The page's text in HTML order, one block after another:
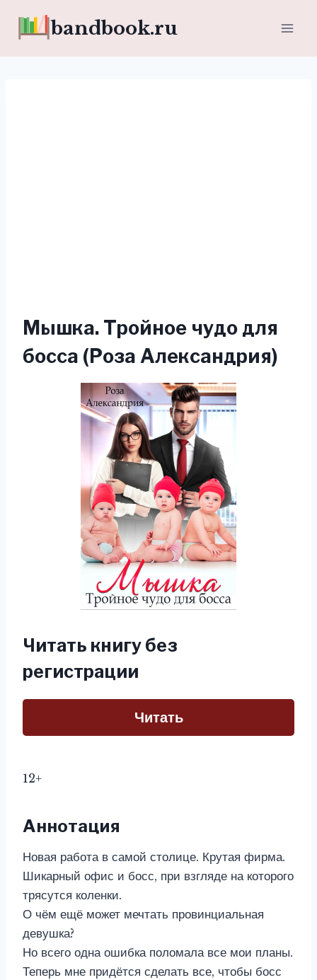
bandbook.ru
Мышка. Тройное чудо для
босса (Роза Александрия)
Читать книгу без
регистрации
Читать
12+
Аннотация
Новая работа в самой столице. Крутая фирма.
Шикарный офис и босс, при взгляде на которого
трясутся коленки.
О чём ещё может мечтать провинциальная
девушка?
Но всего одна ошибка поломала все мои планы.
Теперь мне придётся сделать все, чтобы босс